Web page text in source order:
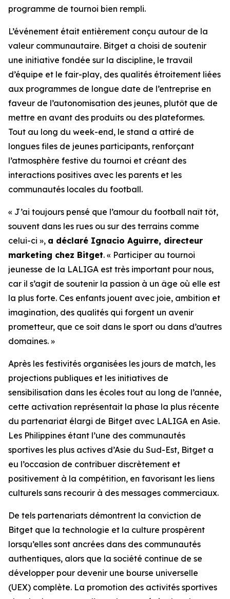
programme de tournoi bien rempli.
L’événement était entièrement conçu autour de la
valeur communautaire. Bitget a choisi de soutenir
une initiative fondée sur la discipline, le travail
d’équipe et le fair-play, des qualités étroitement liées
aux programmes de longue date de l’entreprise en
faveur de l’autonomisation des jeunes, plutôt que de
mettre en avant des produits ou des plateformes.
Tout au long du week-end, le stand a attiré de
longues files de jeunes participants, renforçant
l’atmosphère festive du tournoi et créant des
interactions positives avec les parents et les
communautés locales du football.
« J’ai toujours pensé que l’amour du football naît tôt,
souvent dans les rues ou sur des terrains comme
celui-ci », a déclaré Ignacio Aguirre, directeur
marketing chez Bitget. « Participer au tournoi
jeunesse de la LALIGA est très important pour nous,
car il s’agit de soutenir la passion à un âge où elle est
la plus forte. Ces enfants jouent avec joie, ambition et
imagination, des qualités qui forgent un avenir
prometteur, que ce soit dans le sport ou dans d’autres
domaines. »
Après les festivités organisées les jours de match, les
projections publiques et les initiatives de
sensibilisation dans les écoles tout au long de l’année,
cette activation représentait la phase la plus récente
du partenariat élargi de Bitget avec LALIGA en Asie.
Les Philippines étant l’une des communautés
sportives les plus actives d’Asie du Sud-Est, Bitget a
eu l’occasion de contribuer discrètement et
positivement à la compétition, en favorisant les liens
culturels sans recourir à des messages commerciaux.
De tels partenariats démontrent la conviction de
Bitget que la technologie et la culture prospèrent
lorsqu’elles sont ancrées dans des communautés
authentiques, alors que la société continue de se
développer pour devenir une bourse universelle
(UEX) complète. La promotion des activités sportives